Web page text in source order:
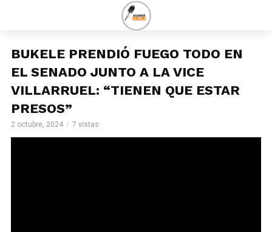
BUKELE PRENDIÓ FUEGO TODO EN
EL SENADO JUNTO A LA VICE
VILLARRUEL: “TIENEN QUE ESTAR
PRESOS”
2 octubre, 2024 7 vistas